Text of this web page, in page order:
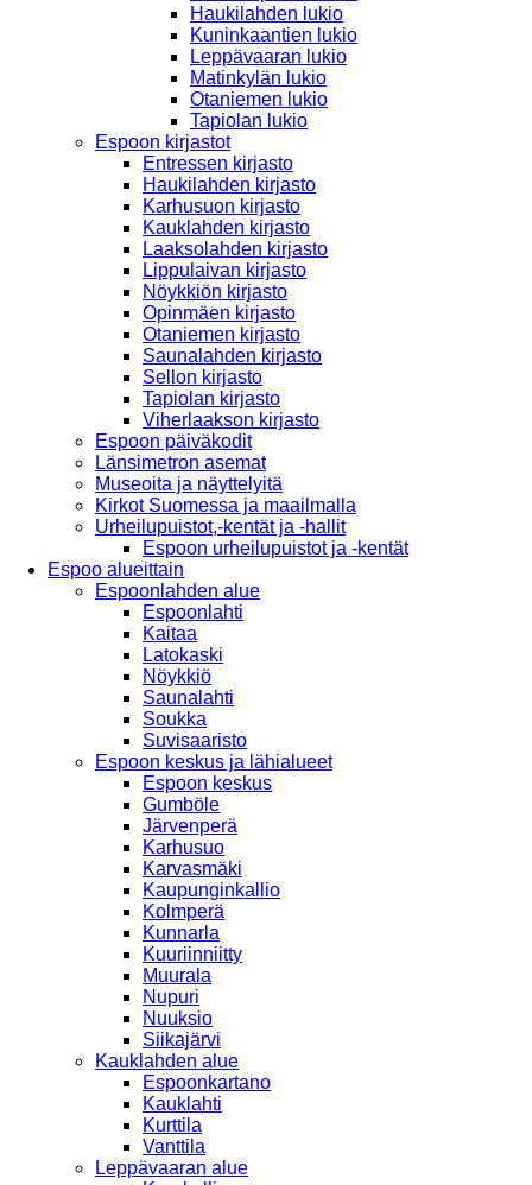
Haukilahden lukio
Kuninkaantien lukio
Leppävaaran lukio
Matinkylän lukio
Otaniemen lukio
Tapiolan lukio
Espoon kirjastot
Entressen kirjasto
Haukilahden kirjasto
Karhusuon kirjasto
Kauklahden kirjasto
Laaksolahden kirjasto
Lippulaivan kirjasto
Nöykkiön kirjasto
Opinmäen kirjasto
Otaniemen kirjasto
Saunalahden kirjasto
Sellon kirjasto
Tapiolan kirjasto
Viherlaakson kirjasto
Espoon päiväkodit
Länsimetron asemat
Museoita ja näyttelyitä
Kirkot Suomessa ja maailmalla
Urheilupuistot,-kentät ja -hallit
Espoon urheilupuistot ja -kentät
Espoo alueittain
Espoonlahden alue
Espoonlahti
Kaitaa
Latokaski
Nöykkiö
Saunalahti
Soukka
Suvisaaristo
Espoon keskus ja lähialueet
Espoon keskus
Gumböle
Järvenperä
Karhusuo
Karvasmäki
Kaupunginkallio
Kolmperä
Kunnarla
Kuuriinniitty
Muurala
Nupuri
Nuuksio
Siikajärvi
Kauklahden alue
Espoonkartano
Kauklahti
Kurttila
Vanttila
Leppävaaran alue